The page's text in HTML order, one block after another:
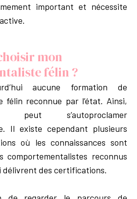
important et nécessite
mon
félin ?
aucune formation de
félin reconnue par l’état. Ainsi,
peut s’autoproclamer
Il existe cependant plusieurs
où les connaissances sont
comportementalistes reconnus
délivrent des certifications.